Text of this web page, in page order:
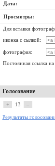
Дата:
Просмотры:
Для вставки
иконка с сылкой:
фотография:
Постоянная ссылка
Голосование
+ 13 –
Результаты